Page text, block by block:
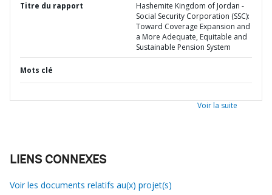
Titre du rapport
Hashemite Kingdom of Jordan -
Social Security Corporation (SSC):
Toward Coverage Expansion and
a More Adequate, Equitable and
Sustainable Pension System
Mots clé
Voir la suite
LIENS CONNEXES
Voir les documents relatifs au(x) projet(s)